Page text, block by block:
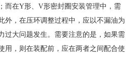
而在Y形、V形密封圈安装管理中，需
外，在压环调整过程中，应以不漏油为
过大问题发生。需要注意的是，如果需
用，则在装配前，应在两者之间配合使